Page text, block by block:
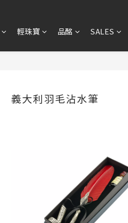
輕珠寶 品酩 SALES
義大利羽毛沾水筆